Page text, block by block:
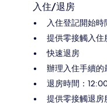
入住/退房
入住登記開始
提供零接觸入住
快速退房
辦理入住手續的
退房時間：
提供零接觸退房